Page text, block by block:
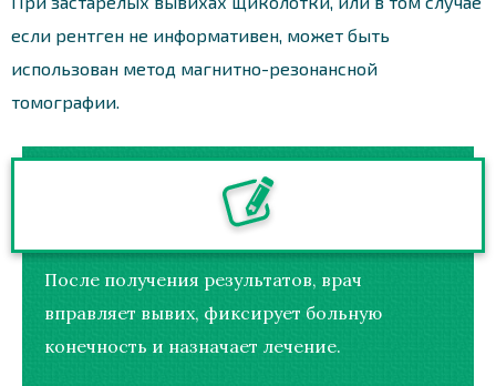
если рентген не информативен, может быть
использован метод магнитно-резонансной
томографии.
После получения результатов, врач
вправляет вывих, фиксирует больную
конечность и назначает лечение.